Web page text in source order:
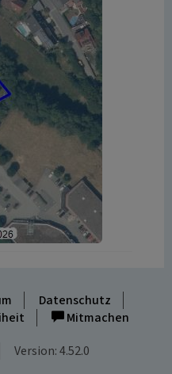
Datenschutz
Mitmachen
Version: 4.52.0